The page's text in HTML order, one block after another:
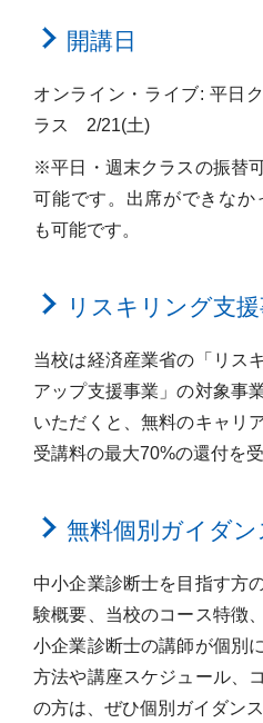
開講日
オンライン・ライブ: 平日
ラス 2/21(土)
※平日・週末クラスの振替
可能です。出席ができな
も可能です。
リスキリング支
当校は経済産業省の「リス
アップ支援事業」の対象事
いただくと、無料のキャリ
受講料の最大70%の還付を
無料個別ガイダン
中小企業診断士を目指す方
験概要、当校のコース特徴
小企業診断士の講師が個別
方法や講座スケジュール、
の方は、ぜひ個別ガイダン